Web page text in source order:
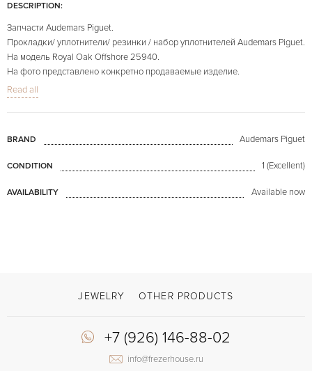
DESCRIPTION:
Запчасти Audemars Piguet.
Прокладки/ уплотнители/ резинки / набор уплотнителей Audemars Piguet.
На модель Royal Oak Offshore 25940.
На фото представлено конкретно продаваемые изделие.
Read all
BRAND Audemars Piguet
CONDITION 1 (Excellent)
AVAILABILITY Available now
JEWELRY OTHER PRODUCTS
+7 (926) 146-88-02
info@frezerhouse.ru